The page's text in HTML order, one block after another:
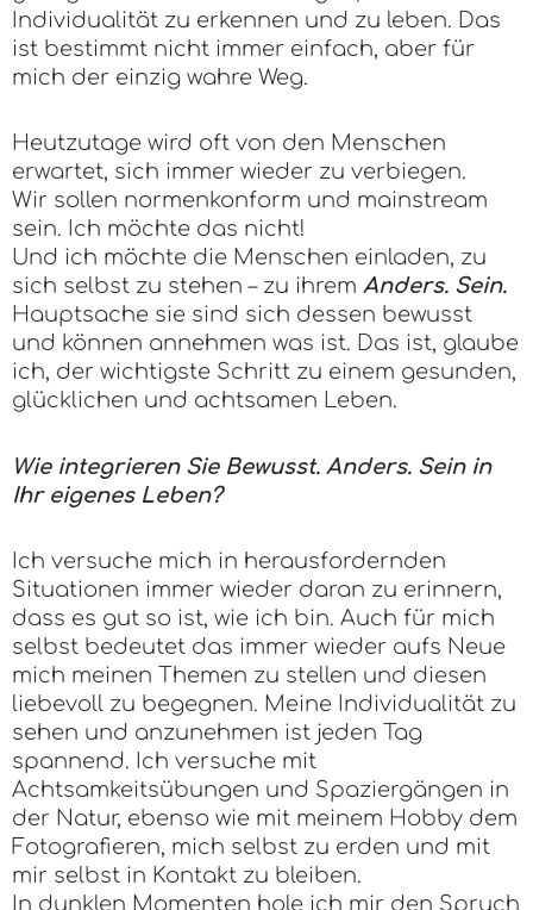
Individualität zu erkennen und zu leben. Das
ist bestimmt nicht immer einfach, aber für
mich der einzig wahre Weg.
Heutzutage wird oft von den Menschen
erwartet, sich immer wieder zu verbiegen.
Wir sollen normenkonform und mainstream
sein. Ich möchte das nicht!
Und ich möchte die Menschen einladen, zu
sich selbst zu stehen – zu ihrem Anders. Sein.
Hauptsache sie sind sich dessen bewusst
und können annehmen was ist. Das ist, glaube
ich, der wichtigste Schritt zu einem gesunden,
glücklichen und achtsamen Leben.
Wie integrieren Sie Bewusst. Anders. Sein in
Ihr eigenes Leben?
Ich versuche mich in herausfordernden
Situationen immer wieder daran zu erinnern,
dass es gut so ist, wie ich bin. Auch für mich
selbst bedeutet das immer wieder aufs Neue
mich meinen Themen zu stellen und diesen
liebevoll zu begegnen. Meine Individualität zu
sehen und anzunehmen ist jeden Tag
spannend. Ich versuche mit
Achtsamkeitsübungen und Spaziergängen in
der Natur, ebenso wie mit meinem Hobby dem
Fotografieren, mich selbst zu erden und mit
mir selbst in Kontakt zu bleiben.
In dunklen Momenten hole ich mir den Spruch